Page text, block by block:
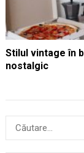
Stilul vintage în
nostalgic
Caută